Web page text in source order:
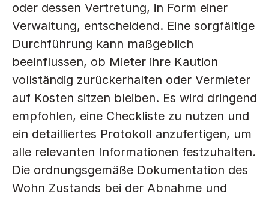
oder dessen Vertretung, in Form einer
Verwaltung, entscheidend. Eine sorgfältige
Durchführung kann maßgeblich
beeinflussen, ob Mieter ihre Kaution
vollständig zurückerhalten oder Vermieter
auf Kosten sitzen bleiben. Es wird dringend
empfohlen, eine Checkliste zu nutzen und
ein detailliertes Protokoll anzufertigen, um
alle relevanten Informationen festzuhalten.
Die ordnungsgemäße Dokumentation des
Wohn Zustands bei der Abnahme und